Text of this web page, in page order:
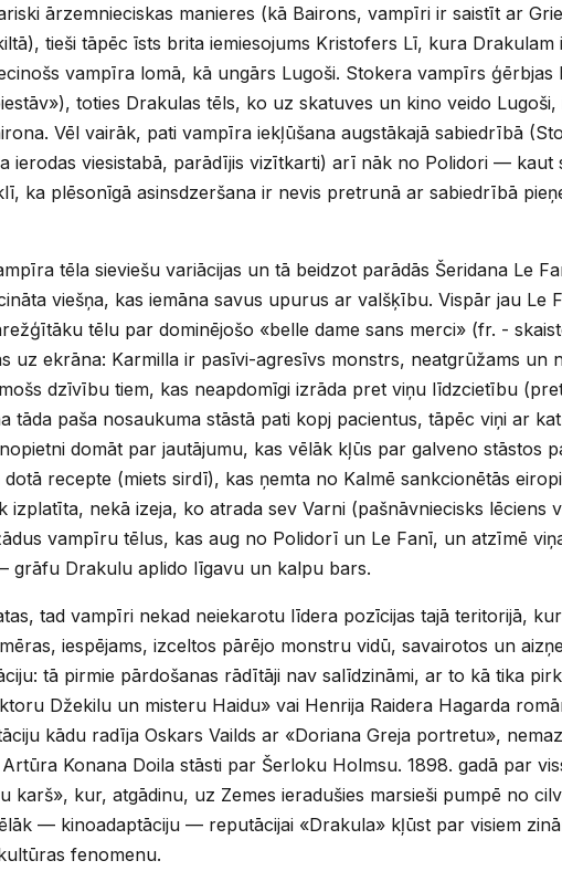
ārzemnieciskas manieres (kā Bairons, vampīri ir saistīt ar
tieši tāpēc īsts brita iemiesojums Kristofers Lī, kura Drakulam
vampīra lomā, kā ungārs Lugoši. Stokera vampīrs ģērbjas
toties Drakulas tēls, ko uz skatuves un kino veido
Vēl vairāk, pati vampīra iekļūšana augstākajā sabiedrībā
ierodas viesistabā, parādījis vizītkarti) arī nāk no Polidori — kaut
ka plēsonīgā asinsdzeršana ir nevis pretrunā ar sabiedrībā
tēla sieviešu variācijas un tā beidzot parādās Šeridana Le
viešņa, kas iemāna savus upurus ar valšķību. Vispār jau Le
tēlu par dominējošo «belle dame sans merci» (fr. -
uz ekrāna: Karmilla ir pasīvi-agresīvs monstrs, neatgrūžams un
dzīvību tiem, kas neapdomīgi izrāda pret viņu līdzcietību
tāda paša nosaukuma stāstā pati kopj pacientus, tāpēc viņi ar
domāt par jautājumu, kas vēlāk kļūs par galveno stāstos
recepte (miets sirdī), kas ņemta no Kalmē sankcionētās
nekā izeja, ko atrada sev Varni (pašnāvniecisks lēciens
vampīru tēlus, kas aug no Polidorī un Le Fanī, un atzīmē
grāfu Drakulu aplido līgavu un kalpu bars.
tad vampīri nekad neiekarotu līdera pozīcijas tajā teritorijā,
iespējams, izceltos pārējo monstru vidū, savairotos un
tā pirmie pārdošanas rādītāji nav salīdzināmi, ar to kā tika
Džekilu un misteru Haidu» vai Henrija Raidera Hagarda
kādu radīja Oskars Vailds ar «Doriana Greja portretu»,
Konana Doila stāsti par Šerloku Holmsu. 1898. gadā par
karš», kur, atgādinu, uz Zemes ieradušies marsieši pumpē no
— kinoadaptāciju — reputācijai «Drakula» kļūst par visiem
fenomenu.